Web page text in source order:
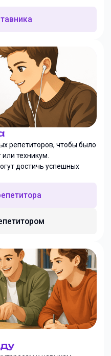
репетиторов, чтобы было
техникум.
достичь успешных